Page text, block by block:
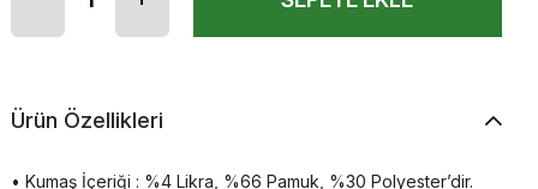
Ürün Özellikleri
• Kumaş İçeriği : %4 Likra, %66 Pamuk, %30 Polyester’dir.